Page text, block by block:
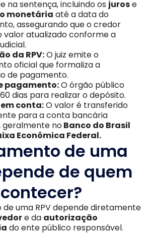
na sentença, incluindo os jurose
monetária até a data do
assegurando que o credor
valor atualizado conforme a
da RPV:O juiz emite o
oficial que formaliza a
de pagamento.
pagamento:O órgão público
dias para realizar o depósito.
conta:O valor é transferido
para a conta bancária
geralmente noBanco do Brasil
Econômica Federal.
de uma
de quem
uma RPV depende diretamente
e da autorização
do ente público responsável.